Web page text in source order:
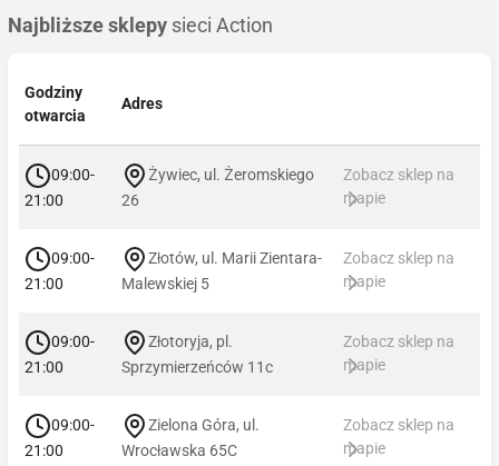
Najbliższe sklepy sieci Action
Godziny
otwarcia
Adres
09:00-
21:00
Żywiec, ul. Żeromskiego
26
Zobacz sklep na
mapie
09:00-
21:00
Złotów, ul. Marii Zientara-
Malewskiej 5
Zobacz sklep na
mapie
09:00-
21:00
Złotoryja, pl.
Sprzymierzeńców 11c
Zobacz sklep na
mapie
09:00-
21:00
Zielona Góra, ul.
Wrocławska 65C
Zobacz sklep na
mapie